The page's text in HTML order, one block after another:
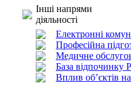
Інші напрями
діяльності
Електронні
Професійна
Медичне
База відпочинку
Вплив об’єктів